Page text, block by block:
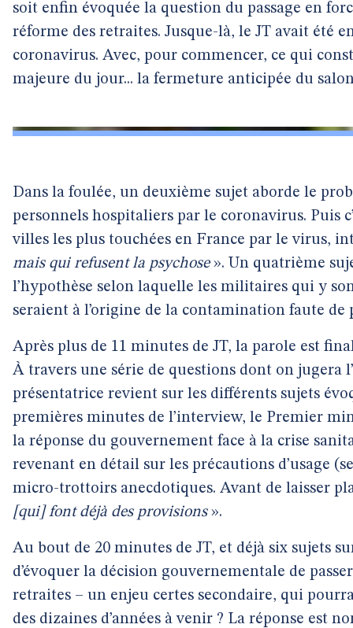
soit enfin évoquée la question du passage en
réforme des retraites. Jusque-là, le JT avait été
coronavirus. Avec, pour commencer, ce qui
majeure du jour... la fermeture anticipée du
Dans la foulée, un deuxième sujet aborde le
personnels hospitaliers par le coronavirus. Puis
villes les plus touchées en France par le virus,
mais qui refusent la psychose». Un quatrième
l’hypothèse selon laquelle les militaires qui y
seraient à l’origine de la contamination faute de
Après plus de 11 minutes de JT, la parole est
À travers une série de questions dont on jugera
présentatrice revient sur les différents sujets
premières minutes de l’interview, le Premier
la réponse du gouvernement face à la crise
revenant en détail sur les précautions d’usage
micro-trottoirs anecdotiques. Avant de laisser
[qui] font déjà des provisions».
Au bout de 20 minutes de JT, et déjà six sujets
d’évoquer la décision gouvernementale de
retraites – un enjeu certes secondaire, qui
des dizaines d’années à venir ? La réponse est